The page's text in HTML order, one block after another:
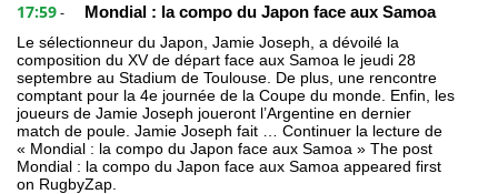
17:59 - Mondial : la compo du Japon face aux Samoa
Le sélectionneur du Japon, Jamie Joseph, a dévoilé la
composition du XV de départ face aux Samoa le jeudi 28
septembre au Stadium de Toulouse. De plus, une rencontre
comptant pour la 4e journée de la Coupe du monde. Enfin, les
joueurs de Jamie Joseph joueront l’Argentine en dernier
match de poule. Jamie Joseph fait … Continuer la lecture de
« Mondial : la compo du Japon face aux Samoa » The post
Mondial : la compo du Japon face aux Samoa appeared first
on RugbyZap.